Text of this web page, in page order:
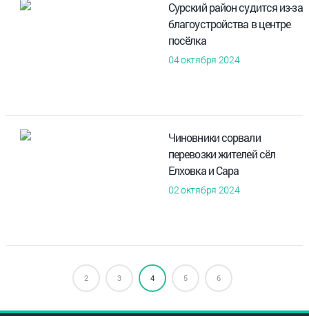
Сурский район судится из-за
благоустройства в центре
посёлка
04 октября 2024
Чиновники сорвали
перевозки жителей сёл
Елховка и Сара
02 октября 2024
2 3 4 5 6